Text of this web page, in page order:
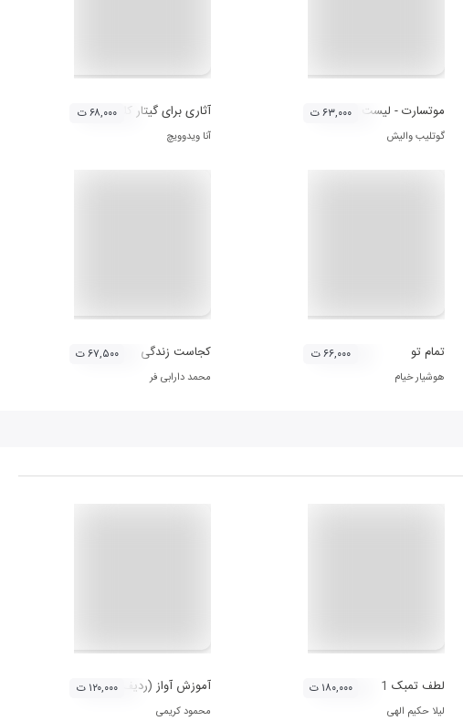
موتسارت - لیست
گوتلیب والیش
۶۳,۰۰۰ ت آثاری برای گیتار کلاسیک
آنا ویدوویچ
۶۸,۰۰۰ ت
تمام تو
هوشیار خیام
۶۶,۰۰۰ ت کجاست زندگی
محمد دارابی فر
۶۷,۵۰۰ ت
لطف تمبک 1
لیلا حکیم الهی
۱۸۰,۰۰۰ ت آموزش آواز (ردیف آوازی موسیقی سنتی
محمود کریمی
۱۲۰,۰۰۰ ت